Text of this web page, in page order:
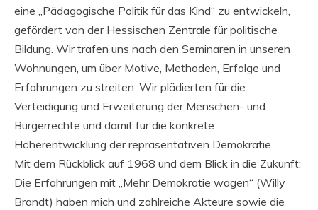
eine „Pädagogische Politik für das Kind“ zu entwickeln,
gefördert von der Hessischen Zentrale für politische
Bildung. Wir trafen uns nach den Seminaren in unseren
Wohnungen, um über Motive, Methoden, Erfolge und
Erfahrungen zu streiten. Wir plädierten für die
Verteidigung und Erweiterung der Menschen- und
Bürgerrechte und damit für die konkrete
Höherentwicklung der repräsentativen Demokratie.
Mit dem Rückblick auf 1968 und dem Blick in die Zukunft:
Die Erfahrungen mit „Mehr Demokratie wagen“ (Willy
Brandt) haben mich und zahlreiche Akteure sowie die